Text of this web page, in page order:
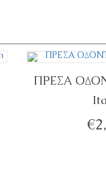
ΠΡΟΣΘΉΚΗ ΣΤΟ
ΠΡΕΣΑ
€